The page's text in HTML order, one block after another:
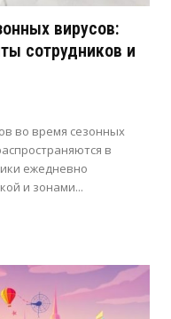
вирусов:
сотрудников и
во время сезонных
в
ежедневно
и зонами...